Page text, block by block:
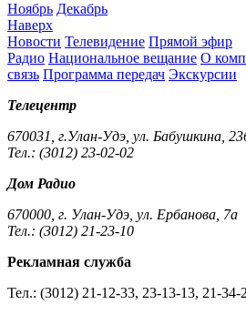
Ноябрь Декабрь
Наверх
Новости Телевидение Прямой эфир
Радио Национальное вещание О
связь Программа передач Экскурсии
Телецентр
670031, г.Улан-Удэ, ул. Бабушкина,
Тел.: (3012) 23-02-02
Дом Радио
670000, г. Улан-Удэ, ул. Ербанова, 7а
Тел.: (3012) 21-23-10
Рекламная служба
Тел.: (3012) 21-12-33, 23-13-13, 21-34-